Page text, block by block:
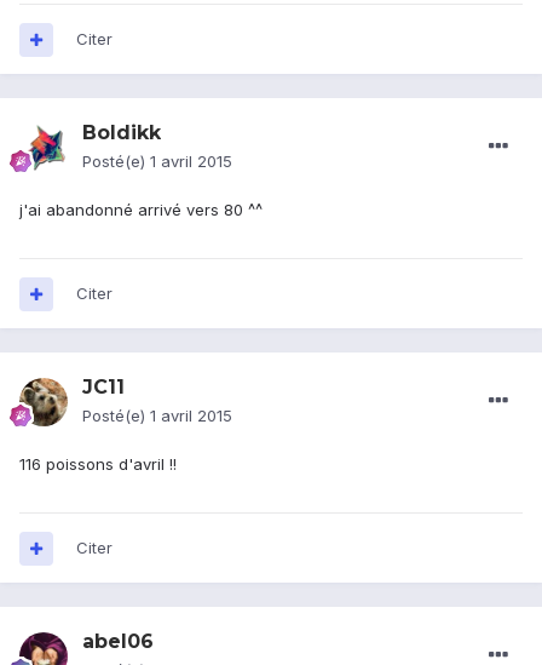
Citer
Boldikk
Posté(e) 1 avril 2015
j'ai abandonné arrivé vers 80 ^^
Citer
JC11
Posté(e) 1 avril 2015
116 poissons d'avril !!
Citer
abel06